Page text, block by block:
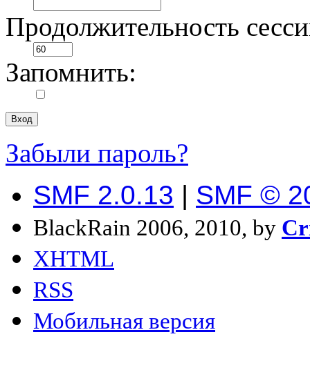
Продолжительность
Запомнить:
Забыли пароль?
SMF 2.0.13 | SMF ©
BlackRain 2006, 2010, by
XHTML
RSS
Мобильная версия